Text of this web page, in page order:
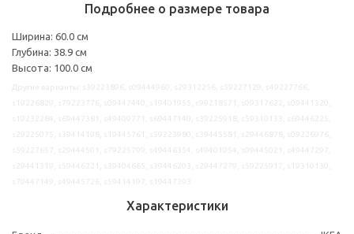
Подробнее о размере товара
Ширина: 60.0 см
Глубина: 38.9 см
Высота: 100.0 см
Характеристики